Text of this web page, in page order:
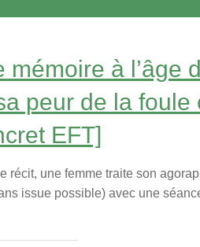
mémoire à l’âge
peur de la
EFT]
récit, une femme traite son
issue possible) avec une